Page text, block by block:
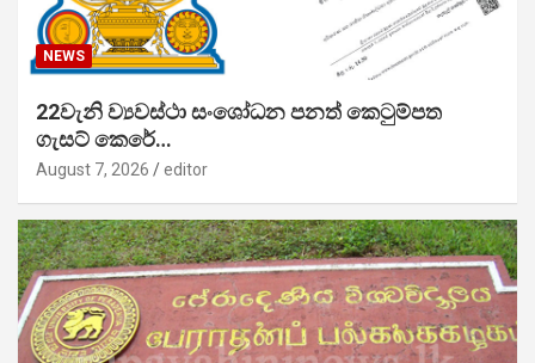
NEWS
22වැනි ව්‍යවස්ථා සංශෝධන පනත් කෙටුම්පත
ගැසට් කෙරේ…
August 7, 2026 editor